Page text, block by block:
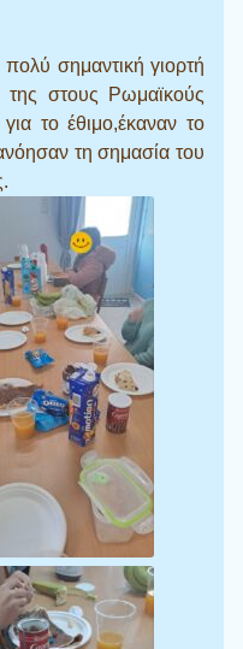
πολύ σημαντική γιορτή
της στους Ρωμαϊκούς
το έθιμο,έκαναν το
τη σημασία του